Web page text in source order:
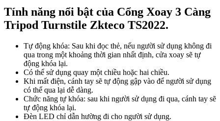
Tính năng nổi bật của Cổng Xoay 3 Càng
Tripod Turnstile Zkteco TS2022.
Tự động khóa: Sau khi đọc thẻ, nếu người sử dụng không đi
qua trong một khoảng thời gian nhất định, cửa xoay sẽ tự
động khóa lại.
Có thể sử dụng quay một chiều hoặc hai chiều.
Khi mất điện, cánh tay sẽ tự động gập vào để người sử dụng
có thể qua lại dễ dàng.
Chức năng tự khóa: sau khi người sử dụng đi qua, cánh tay sẽ
tự động khóa lại.
Đèn LED chỉ dẫn hường đi cho người sử dụng.